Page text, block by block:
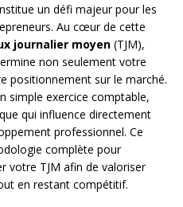
un défi majeur pour les
Au cœur de cette
journalier moyen (TJM),
non seulement votre
positionnement sur le marché.
simple exercice comptable,
qui influence directement
professionnel. Ce
complète pour
votre TJM afin de valoriser
en restant compétitif.